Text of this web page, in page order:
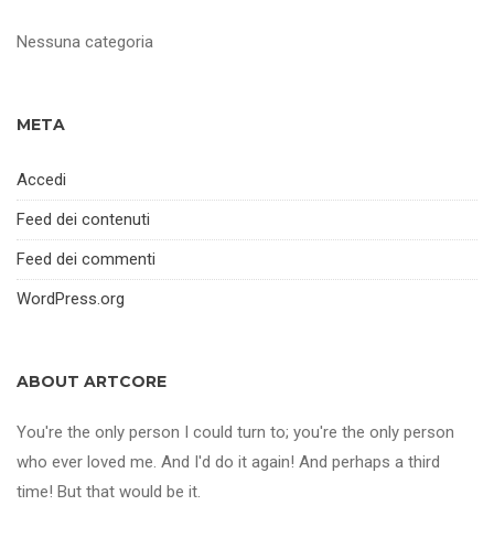
Nessuna categoria
META
Accedi
Feed dei contenuti
Feed dei commenti
WordPress.org
ABOUT ARTCORE
You're the only person I could turn to; you're the only person
who ever loved me. And I'd do it again! And perhaps a third
time! But that would be it.